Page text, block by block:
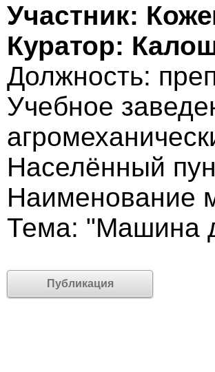
Участник:
Куратор:
Должность:
Учебное
Населённый
Наименование
Тема: "Машина
Публикация